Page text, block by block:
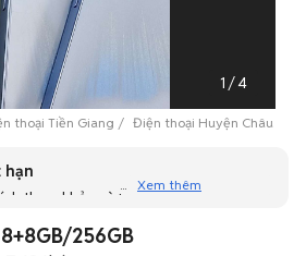
1 /4
thoại Tiền Giang Điện thoại Huyện Châu
hạn
tham khảo và bạn không thể liên hệ
đây nhé!
Xem thêm
256GB